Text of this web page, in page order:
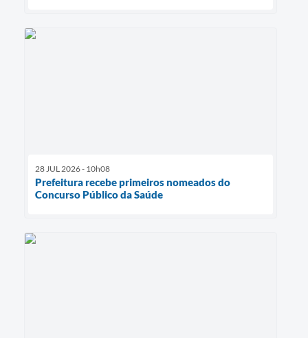
28 JUL 2026 - 10h08
Prefeitura recebe primeiros nomeados do
Concurso Público da Saúde